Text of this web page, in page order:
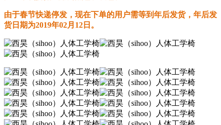
由于春节快递停发，现在下单的用户需等到年后发货，年后发
货日期为2019年02月12日。